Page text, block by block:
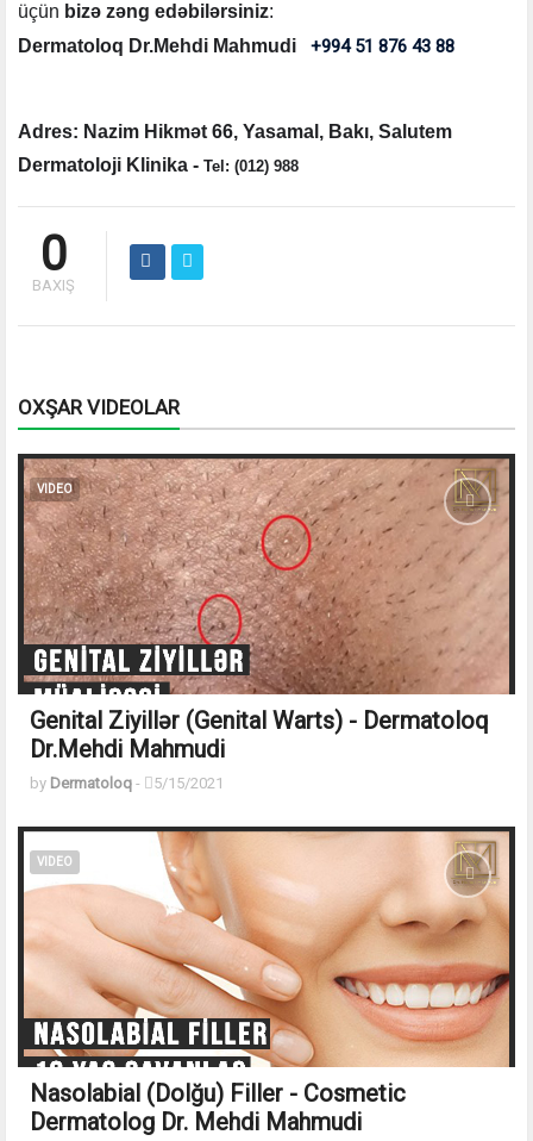
üçün bizə zəng edəbilərsiniz:
Dermatoloq Dr.Mehdi Mahmudi +994 51 876 43 88
Adres: Nazim Hikmət 66, Yasamal, Bakı, Salutem
Dermatoloji Klinika - Tel: (012) 988
0
BAXIŞ
OXŞAR VIDEOLAR
VIDEO
Genital Ziyillər (Genital Warts) - Dermatoloq
Dr.Mehdi Mahmudi
by Dermatoloq - 5/15/2021
VIDEO
Nasolabial (Dolğu) Filler - Cosmetic
Dermatolog Dr. Mehdi Mahmudi